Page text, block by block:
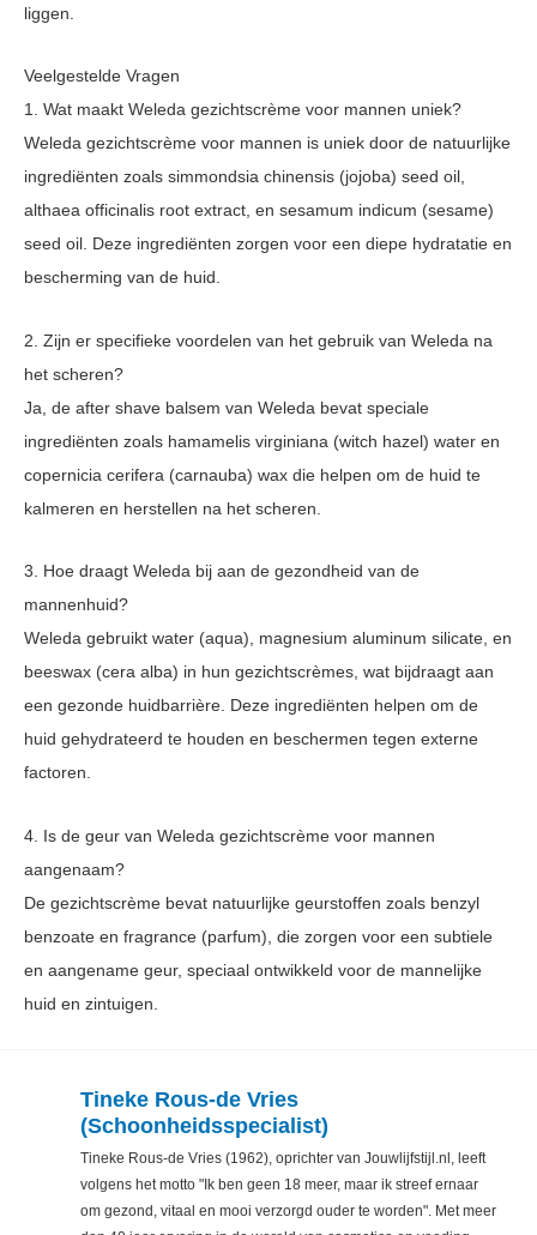
liggen.
Veelgestelde Vragen
1. Wat maakt Weleda gezichtscrème voor mannen uniek?
Weleda gezichtscrème voor mannen is uniek door de natuurlijke
ingrediënten zoals simmondsia chinensis (jojoba) seed oil,
althaea officinalis root extract, en sesamum indicum (sesame)
seed oil. Deze ingrediënten zorgen voor een diepe hydratatie en
bescherming van de huid.
2. Zijn er specifieke voordelen van het gebruik van Weleda na
het scheren?
Ja, de after shave balsem van Weleda bevat speciale
ingrediënten zoals hamamelis virginiana (witch hazel) water en
copernicia cerifera (carnauba) wax die helpen om de huid te
kalmeren en herstellen na het scheren.
3. Hoe draagt Weleda bij aan de gezondheid van de
mannenhuid?
Weleda gebruikt water (aqua), magnesium aluminum silicate, en
beeswax (cera alba) in hun gezichtscrèmes, wat bijdraagt aan
een gezonde huidbarrière. Deze ingrediënten helpen om de
huid gehydrateerd te houden en beschermen tegen externe
factoren.
4. Is de geur van Weleda gezichtscrème voor mannen
aangenaam?
De gezichtscrème bevat natuurlijke geurstoffen zoals benzyl
benzoate en fragrance (parfum), die zorgen voor een subtiele
en aangename geur, speciaal ontwikkeld voor de mannelijke
huid en zintuigen.
Tineke Rous-de Vries
(Schoonheidsspecialist)
Tineke Rous-de Vries (1962), oprichter van Jouwlijfstijl.nl, leeft
volgens het motto "Ik ben geen 18 meer, maar ik streef ernaar
om gezond, vitaal en mooi verzorgd ouder te worden". Met meer